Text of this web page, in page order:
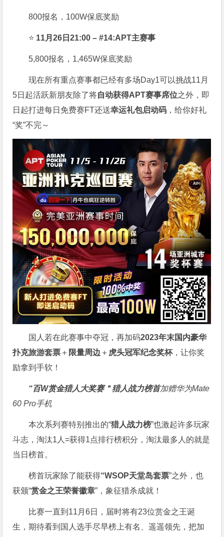
800报名，100W保底奖励
⭐ 11月26日21:00 – #14:APT主赛事
5,800报名，1,465W保底奖励
现在所有重点赛事都已经有多场Day1可以挑战11月
5日起活跃新朋友除了将自动获得APT赛事席位之外，即
日起打进每日免费赛FT还送幸运礼包启动码 ，给你好礼
“奖”不完～
国人若在此赛事中夺冠，再加码2023年末国内豪华
扑克旅游套票 ＋ 限量周边 ＋ 虎头冠军纪念奖杯，让你奖
励拿到手软！
“百W赏金猎人大奖赛＂猎人战力榜首加赠华为Mate
60 Pro手机
本次系列赛特别推出的“猎人战力榜”也激起许多玩家
斗志，淘汰1人=获得1点排行榜积分，淘汰最多人的就是
当日榜首。
榜首玩家除了能获得“WSOP天堂岛套票”之外，也
获颁“赏金之王荣誉徽章”，象征猎杀成就！
比赛一直到11月6日，届时将有23位赏金之王诞
生，期待看到国人选手尽早榜上有名、遥遥领先，把加